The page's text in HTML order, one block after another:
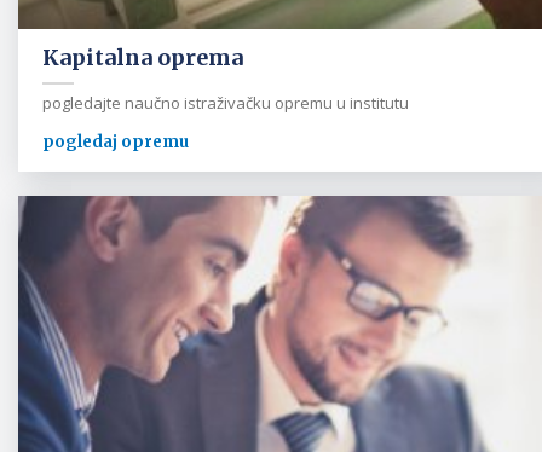
Kapitalna oprema
pogledajte naučno istraživačku opremu u institutu
pogledaj opremu